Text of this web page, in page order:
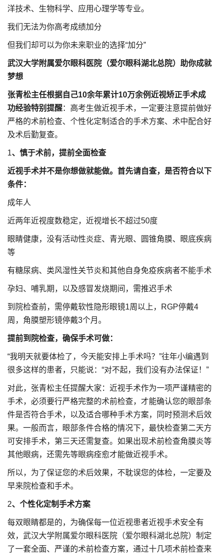
洋技术、生物科学、应用心理学等专业。
我们无法为你高考成绩加分
但我们却可以为你未来职业的选择“加分”
武汉大学附属爱尔眼科医院（爱尔眼科湖北总院）助你成就
梦想
张青松主任根据自己10余年累计10万余例近视矫正手术成
功经验特别提醒：高考生做近视手术，一定要注意提前做好
严格的术前检查、个性化定制适合的手术方案、术中配合好
及术后勤复查。
1、慎于术前，提前全面检查
近视手术并不是你想做就能做。首先请自查，是否符合以下
条件：
成年人
近两年近视度数稳定，近视增长不超过50度
眼睛健康，没有活动性炎症、青光眼、圆锥角膜、眼底疾病
等
有糖尿病、类风湿性关节炎和其他自身免疫疾病者不能手术
孕妇、哺乳期，以及感冒发烧期间，需推迟手术
到院检查前，需停戴软性隐形眼镜1周以上，RGP停戴4
周，角膜塑形镜停戴3个月。
提前到院检查，确保手术可做：
“我明天就要体检了，今天能安排上手术吗？”往年小编遇到
很多这样的患者，只能说：“对不起，我们没有办法保证！”
对此，张青松主任提醒大家：近视手术作为一项严谨精密的
手术，必须要行严格完整的术前检查，才能确认您的眼部条
件是否符合手术，以及适合哪种手术方案，同时预测术后效
果。一般而言，眼部条件合格的情况下，最快检查第二天方
可安排手术，第三天还需复查。如果出现术前检查角膜炎等
其他眼病，还需先等眼病痊愈才能做近视手术。
所以，为了保证您的术后效果，不耽误您的体检，一定要及
早来院检查和手术。
2、个性化定制手术方案
每双眼睛都是的，为确保每一位近视患者近视手术安全有
效，武汉大学附属爱尔眼科医院（爱尔眼科湖北总院）制定
了一套全面、严谨的术前检查方案，通过十几项术前检查来